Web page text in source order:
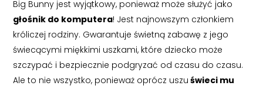
Big Bunny jest wyjątkowy, ponieważ może służyć jako
głośnik do komputera! Jest najnowszym członkiem
króliczej rodziny. Gwarantuje świetną zabawę z jego
świecącymi miękkimi uszkami, które dziecko może
szczypać i bezpiecznie podgryzać od czasu do czasu.
Ale to nie wszystko, ponieważ oprócz uszu świeci mu